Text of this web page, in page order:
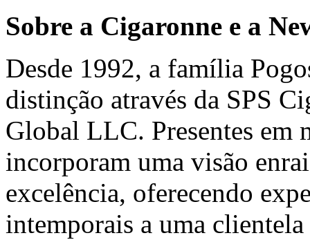
Sobre a Cigaronne e a
Desde 1992, a família
distinção através da SPS
Global LLC. Presentes em
incorporam uma visão
excelência, oferecendo
intemporais a uma